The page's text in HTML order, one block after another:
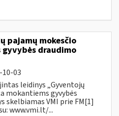
pajamų mokesčio
draudimo
10-03
leidinys „Gyventojų
mokantiems gyvybės
skelbiamas VMI prie FM[1]
www.vmi.lt/...